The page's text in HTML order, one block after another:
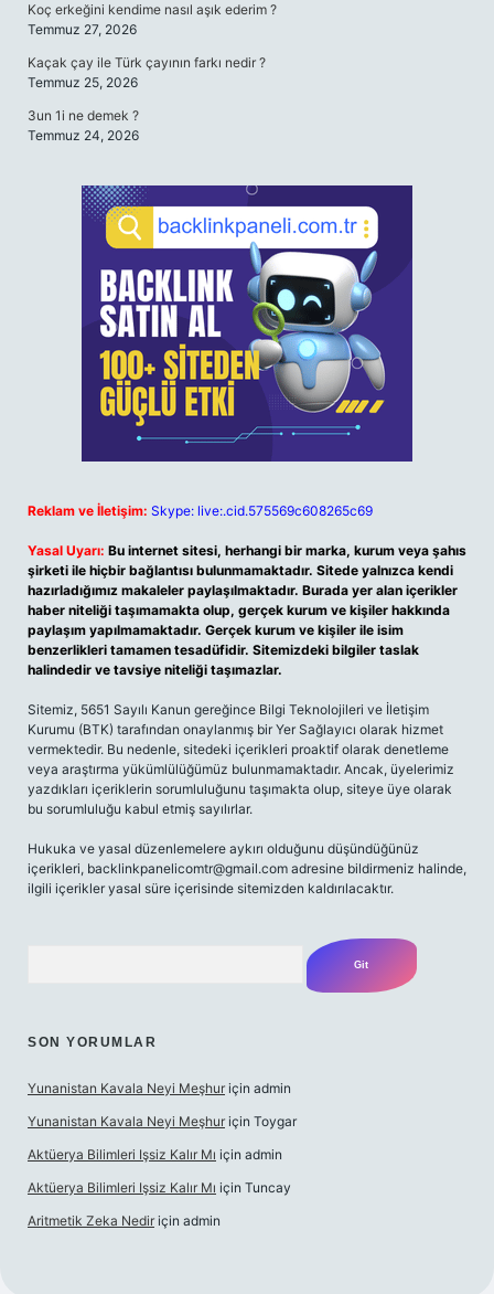
Koç erkeğini kendime nasıl aşık ederim ?
Temmuz 27, 2026
Kaçak çay ile Türk çayının farkı nedir ?
Temmuz 25, 2026
3un 1i ne demek ?
Temmuz 24, 2026
Reklam ve İletişim: Skype: live:.cid.575569c608265c69
Yasal Uyarı: Bu internet sitesi, herhangi bir marka, kurum veya şahıs
şirketi ile hiçbir bağlantısı bulunmamaktadır. Sitede yalnızca kendi
hazırladığımız makaleler paylaşılmaktadır. Burada yer alan içerikler
haber niteliği taşımamakta olup, gerçek kurum ve kişiler hakkında
paylaşım yapılmamaktadır. Gerçek kurum ve kişiler ile isim
benzerlikleri tamamen tesadüfidir. Sitemizdeki bilgiler taslak
halindedir ve tavsiye niteliği taşımazlar.
Sitemiz, 5651 Sayılı Kanun gereğince Bilgi Teknolojileri ve İletişim
Kurumu (BTK) tarafından onaylanmış bir Yer Sağlayıcı olarak hizmet
vermektedir. Bu nedenle, sitedeki içerikleri proaktif olarak denetleme
veya araştırma yükümlülüğümüz bulunmamaktadır. Ancak, üyelerimiz
yazdıkları içeriklerin sorumluluğunu taşımakta olup, siteye üye olarak
bu sorumluluğu kabul etmiş sayılırlar.
Hukuka ve yasal düzenlemelere aykırı olduğunu düşündüğünüz
içerikleri, backlinkpanelicomtr@gmail.com adresine bildirmeniz halinde,
ilgili içerikler yasal süre içerisinde sitemizden kaldırılacaktır.
SON YORUMLAR
Yunanistan Kavala Neyi Meşhur için admin
Yunanistan Kavala Neyi Meşhur için Toygar
Aktüerya Bilimleri Işsiz Kalır Mı için admin
Aktüerya Bilimleri Işsiz Kalır Mı için Tuncay
Aritmetik Zeka Nedir için admin